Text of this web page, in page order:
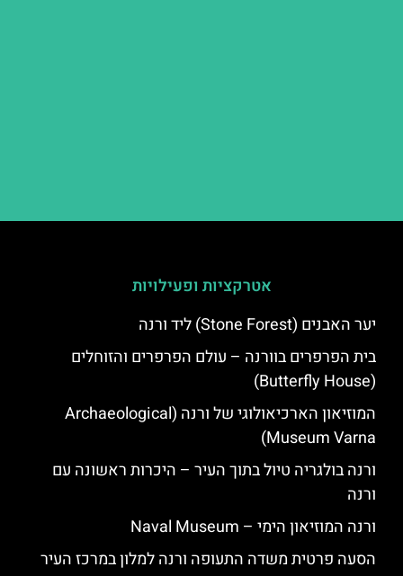
אטרקציות ופעילויות
יער האבנים (Stone Forest) ליד ורנה
בית הפרפרים בוורנה – עולם הפרפרים והזוחלים
(Butterfly House)
המוזיאון הארכיאולוגי של ורנה (Archaeological
Museum Varna)
ורנה בולגריה טיול בתוך העיר – היכרות ראשונה עם
ורנה
ורנה המוזיאון הימי – Naval Museum
הסעה פרטית משדה התעופה ורנה למלון במרכז העיר